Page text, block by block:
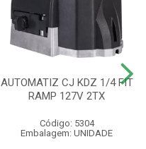
AUTOMATIZ CJ KDZ 1/4 FIT
RAMP 127V 2TX
Código: 5304
Embalagem: UNIDADE